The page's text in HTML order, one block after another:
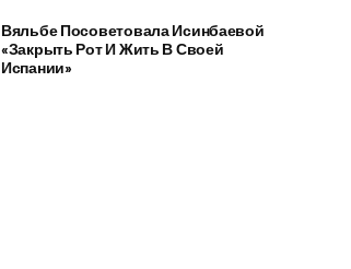
Вяльбе Посоветовала Исинбаевой
«закрыть Рот И Жить В Своей
Испании»